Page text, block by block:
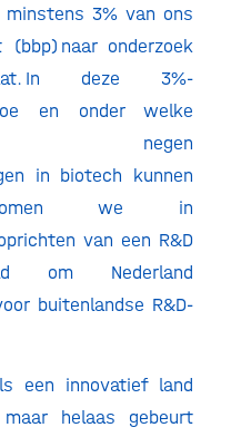
minstens 3% van ons
naar onderzoek
In deze 3%-
hoe en onder welke
de negen
in biotech kunnen
zoomen we in
van een R&D
om Nederland
buitenlandse R&D-
een innovatief land
helaas gebeurt